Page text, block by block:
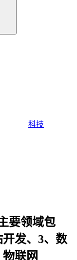
科技
要领域包
发、3、数
联网